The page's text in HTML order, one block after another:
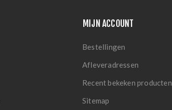
MIJN ACCOUNT
Bestellingen
Afleveradressen
Recent bekeken producten
Sitemap